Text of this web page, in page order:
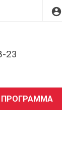
account_circle
23
ПРОГРАММА